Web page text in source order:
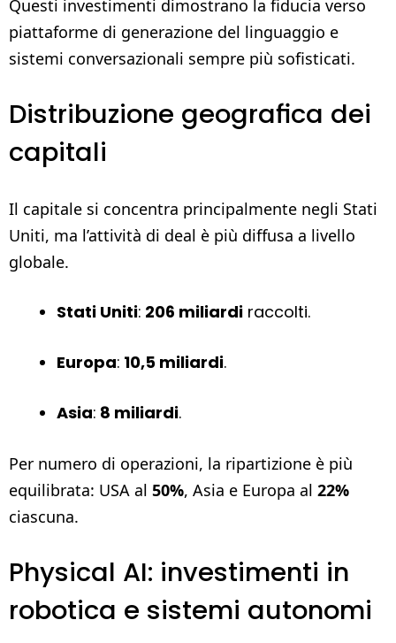
Questi investimenti dimostrano la fiducia verso
piattaforme di generazione del linguaggio e
sistemi conversazionali sempre più sofisticati.
Distribuzione geografica dei
capitali
Il capitale si concentra principalmente negli Stati
Uniti, ma l’attività di deal è più diffusa a livello
globale.
Stati Uniti: 206 miliardi raccolti.
Europa: 10,5 miliardi.
Asia: 8 miliardi.
Per numero di operazioni, la ripartizione è più
equilibrata: USA al 50%, Asia e Europa al 22%
ciascuna.
Physical AI: investimenti in
robotica e sistemi autonomi